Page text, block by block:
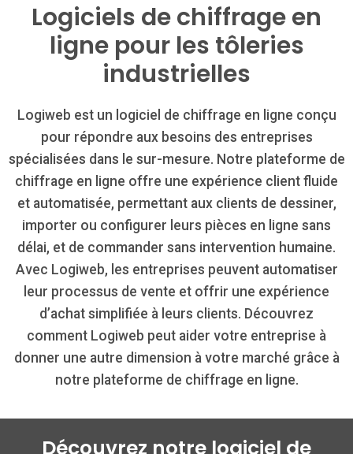
Logiciels de chiffrage en
ligne pour les tôleries
industrielles
Logiweb est un logiciel de chiffrage en ligne conçu
pour répondre aux besoins des entreprises
spécialisées dans le sur-mesure. Notre plateforme de
chiffrage en ligne offre une expérience client fluide
et automatisée, permettant aux clients de dessiner,
importer ou configurer leurs pièces en ligne sans
délai, et de commander sans intervention humaine.
Avec Logiweb, les entreprises peuvent automatiser
leur processus de vente et offrir une expérience
d’achat simplifiée à leurs clients. Découvrez
comment Logiweb peut aider votre entreprise à
donner une autre dimension à votre marché grâce à
notre plateforme de chiffrage en ligne.
Découvrez notre logiciel de